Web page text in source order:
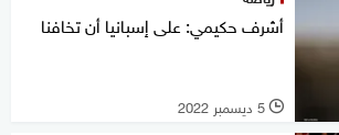
أشرف حكيمي: على إسبانيا أن تخافنا
l 5 ديسمبر 2022